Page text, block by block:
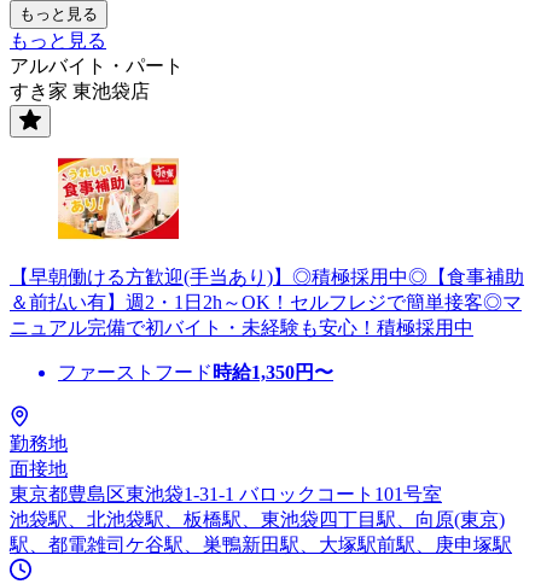
もっと見る
もっと見る
アルバイト・パート
すき家 東池袋店
【早朝働ける方歓迎(手当あり)】◎積極採用中◎【食事補助
＆前払い有】週2・1日2h～OK！セルフレジで簡単接客◎マ
ニュアル完備で初バイト・未経験も安心！積極採用中
ファーストフード 時給1,350円〜
勤務地
面接地
東京都豊島区東池袋1-31-1 バロックコート101号室
池袋駅、北池袋駅、板橋駅、東池袋四丁目駅、向原(東京)
駅、都電雑司ケ谷駅、巣鴨新田駅、大塚駅前駅、庚申塚駅